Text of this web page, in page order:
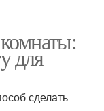
для
сделать